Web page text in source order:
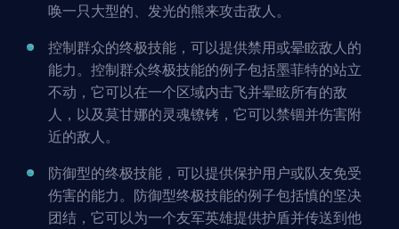
唤一只大型的、发光的熊来攻击敌人。
控制群众的终极技能，可以提供禁用或晕眩敌人的
能力。控制群众终极技能的例子包括墨菲特的站立
不动，它可以在一个区域内击飞并晕眩所有的敌
人，以及莫甘娜的灵魂镣铐，它可以禁锢并伤害附
近的敌人。
防御型的终极技能，可以提供保护用户或队友免受
伤害的能力。防御型终极技能的例子包括慎的坚决
团结，它可以为一个友军英雄提供护盾并传送到他